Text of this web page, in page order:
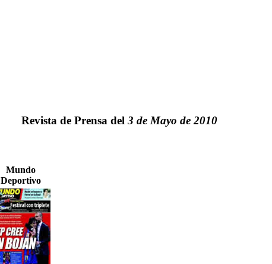
Revista de Prensa del 3 de Mayo de 2010
Mundo
Deportivo